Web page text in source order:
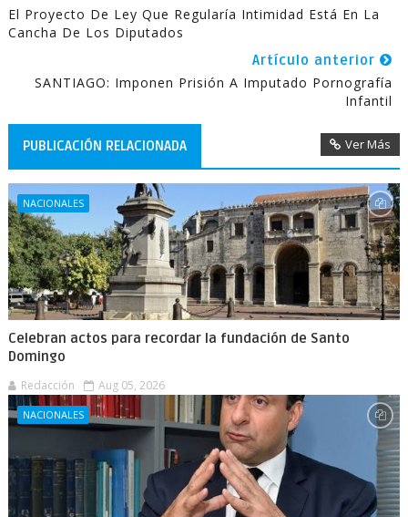
El Proyecto De Ley Que Regularía Intimidad Está En La
Cancha De Los Diputados
Artículo anterior
SANTIAGO: Imponen Prisión A Imputado Pornografía
Infantil
PUBLICACIÓN RELACIONADA Ver Más
NACIONALES
Celebran actos para recordar la fundación de Santo
Domingo
Redacción Aug 05, 2026
NACIONALES